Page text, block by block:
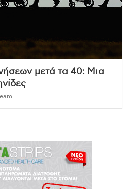
μετά τα 40: Μια